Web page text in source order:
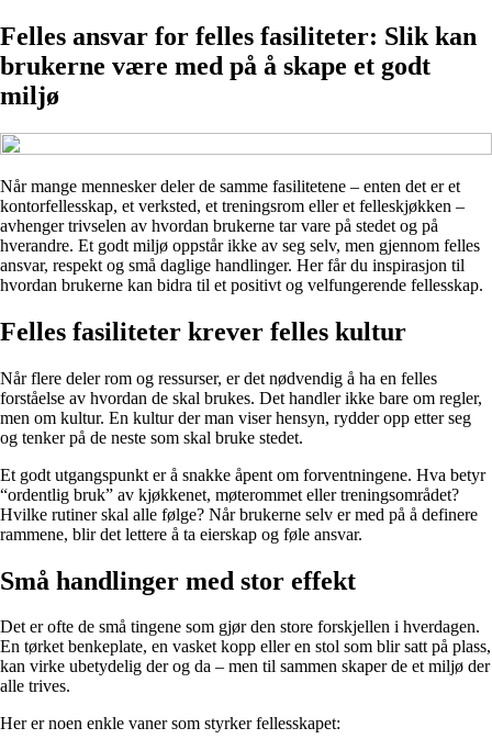
Felles ansvar for felles fasiliteter: Slik kan
brukerne være med på å skape et godt
miljø
Når mange mennesker deler de samme fasilitetene – enten det er et
kontorfellesskap, et verksted, et treningsrom eller et felleskjøkken –
avhenger trivselen av hvordan brukerne tar vare på stedet og på
hverandre. Et godt miljø oppstår ikke av seg selv, men gjennom felles
ansvar, respekt og små daglige handlinger. Her får du inspirasjon til
hvordan brukerne kan bidra til et positivt og velfungerende fellesskap.
Felles fasiliteter krever felles kultur
Når flere deler rom og ressurser, er det nødvendig å ha en felles
forståelse av hvordan de skal brukes. Det handler ikke bare om regler,
men om kultur. En kultur der man viser hensyn, rydder opp etter seg
og tenker på de neste som skal bruke stedet.
Et godt utgangspunkt er å snakke åpent om forventningene. Hva betyr
“ordentlig bruk” av kjøkkenet, møterommet eller treningsområdet?
Hvilke rutiner skal alle følge? Når brukerne selv er med på å definere
rammene, blir det lettere å ta eierskap og føle ansvar.
Små handlinger med stor effekt
Det er ofte de små tingene som gjør den store forskjellen i hverdagen.
En tørket benkeplate, en vasket kopp eller en stol som blir satt på plass,
kan virke ubetydelig der og da – men til sammen skaper de et miljø der
alle trives.
Her er noen enkle vaner som styrker fellesskapet: